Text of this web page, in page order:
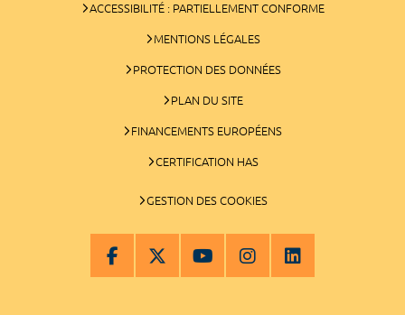
ACCESSIBILITÉ : PARTIELLEMENT CONFORME
MENTIONS LÉGALES
PROTECTION DES DONNÉES
PLAN DU SITE
FINANCEMENTS EUROPÉENS
CERTIFICATION HAS
GESTION DES COOKIES